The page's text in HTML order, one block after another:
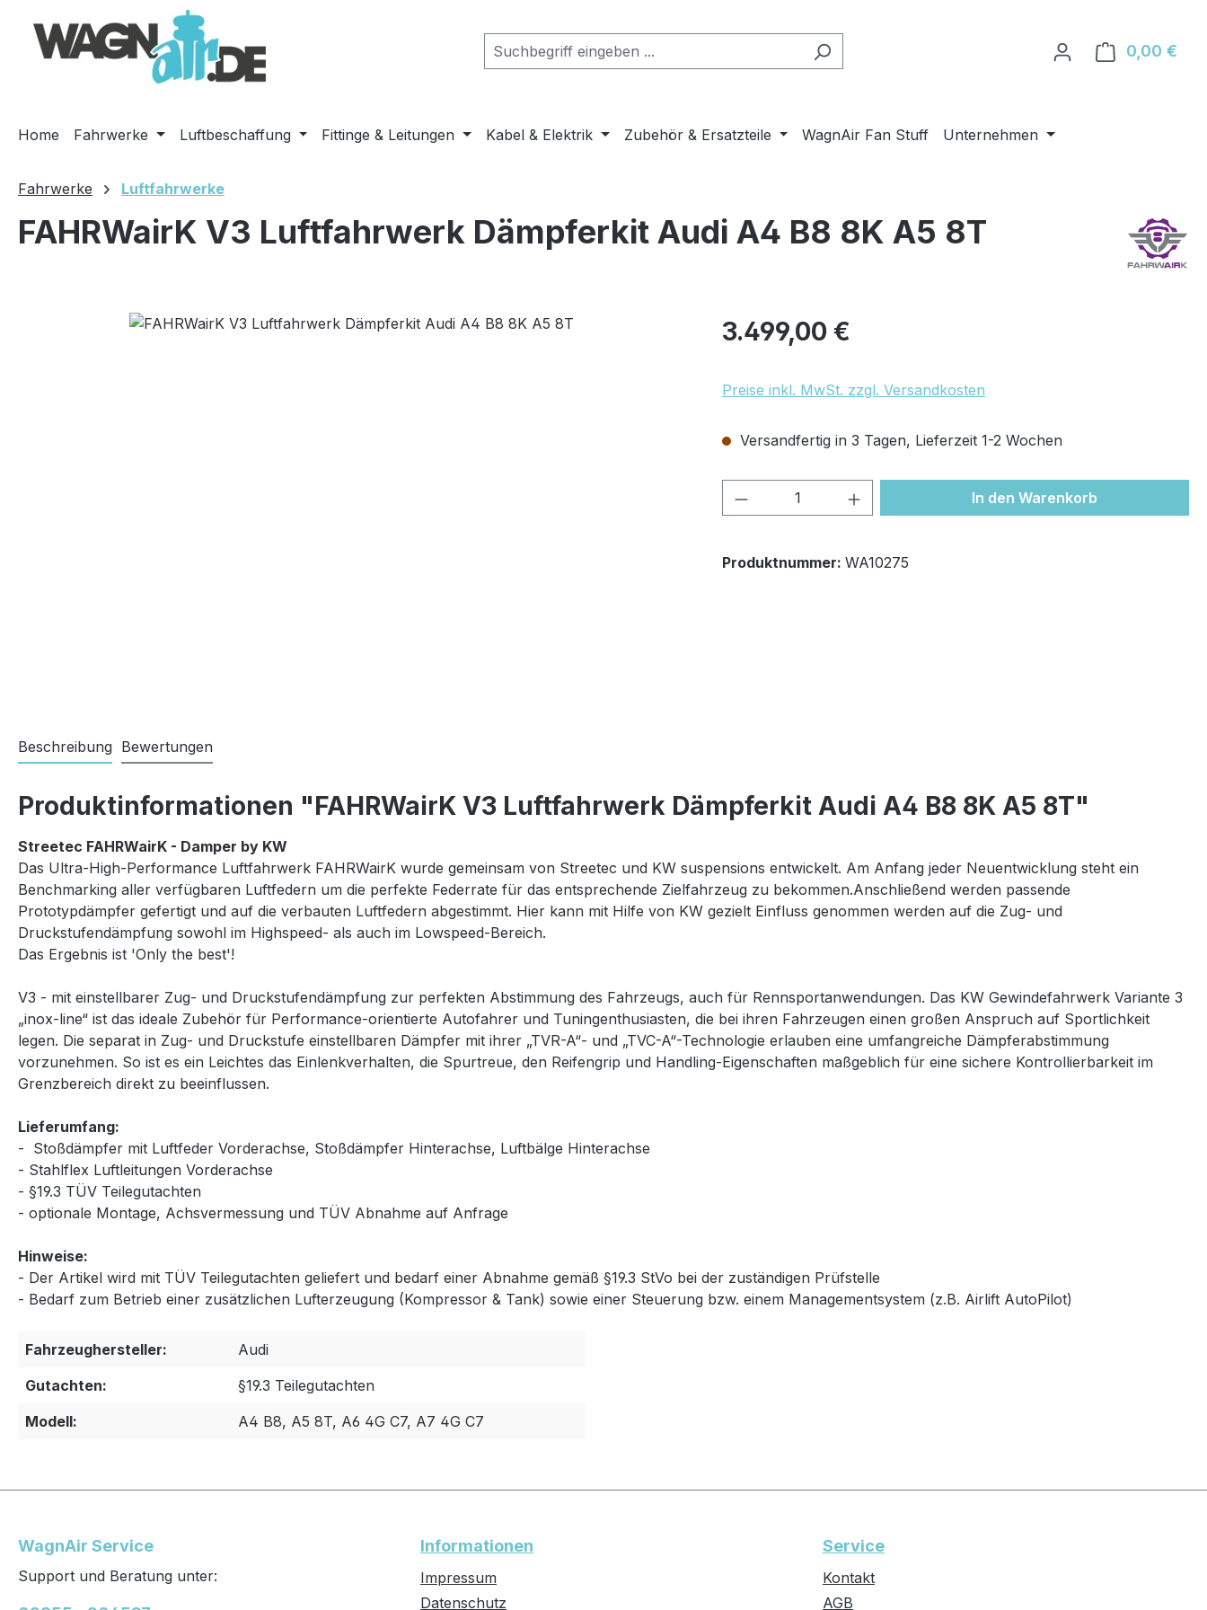
Hauptinhalt springen
Zur Suche springen
Zur Hauptnavigation springen
0,00 €
Home Fahrwerke Luftbeschaffung Fittinge & Leitungen Kabel & Elektrik Zubehör & Ersatzteile WagnAir Fan Stuff Unternehmen
Fahrwerke Luftfahrwerke
FAHRWairK V3 Luftfahrwerk Dämpferkit Audi A4 B8 8K A5 8T
Bildergalerie überspringen Regulärer Preis:
3.499,00 €
Preise inkl. MwSt. zzgl. Versandkosten
Versandfertig in 3 Tagen, Lieferzeit 1-2 Wochen
Produkt Anzahl: Gib den gewünschten Wert
In den Warenkorb
Produktnummer: WA10275
Beschreibung Bewertungen
Produktinformationen "FAHRWairK V3 Luftfahrwerk Dämpferkit Audi A4 B8 8K A5 8T"
Streetec FAHRWairK - Damper by KW
Das Ultra-High-Performance Luftfahrwerk FAHRWairK wurde gemeinsam von Streetec und KW suspensions entwickelt. Am Anfang jeder Neuentwicklung steht ein
Benchmarking aller verfügbaren Luftfedern um die perfekte Federrate für das entsprechende Zielfahrzeug zu bekommen.Anschließend werden passende
Prototypdämpfer gefertigt und auf die verbauten Luftfedern abgestimmt. Hier kann mit Hilfe von KW gezielt Einfluss genommen werden auf die Zug- und
Druckstufendämpfung sowohl im Highspeed- als auch im Lowspeed-Bereich.
Das Ergebnis ist 'Only the best'!
V3 - mit einstellbarer Zug- und Druckstufendämpfung zur perfekten Abstimmung des Fahrzeugs, auch für Rennsportanwendungen. Das KW Gewindefahrwerk Variante 3
„inox-line“ ist das ideale Zubehör für Performance-orientierte Autofahrer und Tuningenthusiasten, die bei ihren Fahrzeugen einen großen Anspruch auf Sportlichkeit
legen. Die separat in Zug- und Druckstufe einstellbaren Dämpfer mit ihrer „TVR-A“- und „TVC-A“-Technologie erlauben eine umfangreiche Dämpferabstimmung
vorzunehmen. So ist es ein Leichtes das Einlenkverhalten, die Spurtreue, den Reifengrip und Handling-Eigenschaften maßgeblich für eine sichere Kontrollierbarkeit im
Grenzbereich direkt zu beeinflussen.
Lieferumfang:
- Stoßdämpfer mit Luftfeder Vorderachse, Stoßdämpfer Hinterachse, Luftbälge Hinterachse
- Stahlflex Luftleitungen Vorderachse
- §19.3 TÜV Teilegutachten
- optionale Montage, Achsvermessung und TÜV Abnahme auf Anfrage
Hinweise:
- Der Artikel wird mit TÜV Teilegutachten geliefert und bedarf einer Abnahme gemäß §19.3 StVo bei der zuständigen Prüfstelle
- Bedarf zum Betrieb einer zusätzlichen Lufterzeugung (Kompressor & Tank) sowie einer Steuerung bzw. einem Managementsystem (z.B. Airlift AutoPilot)
Fahrzeughersteller:
Audi
Gutachten:
§19.3 Teilegutachten
Modell:
A4 B8, A5 8T, A6 4G C7, A7 4G C7
WagnAir Service
Support und Beratung unter:
Informationen
Impressum
Datenschutz
Service
Kontakt
AGB